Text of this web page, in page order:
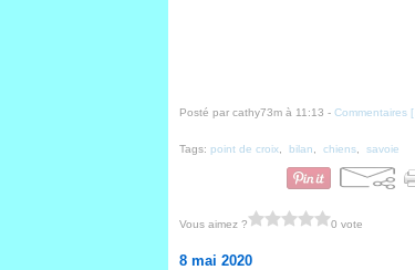
Posté par cathy73m à 11:13 - Commentaires [
Tags: point de croix bilan chiens savoie
Vous aimez ? 0 vote
8 mai 2020